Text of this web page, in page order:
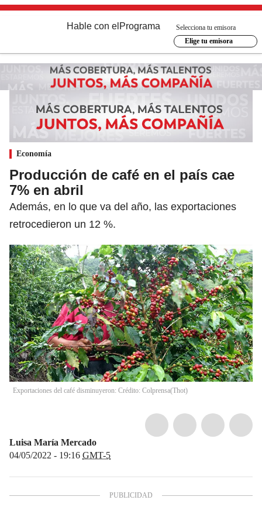
Hable con el Programa
Selecciona tu emisora
Elige tu emisora
Economía
Producción de café en el país cae
7% en abril
Además, en lo que va del año, las exportaciones
retrocedieron un 12 %.
Exportaciones del café disminuyeron: Crédito: Colprensa(Thot)
Luisa María Mercado
04/05/2022 - 19:16 GMT-5